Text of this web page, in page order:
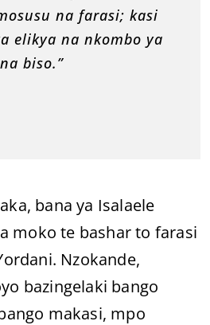
na farasi; kasi
elikya na nkombo ya
biso.”
bana ya Isalaele
moko te bashar to farasi
Nzokande,
bazingelaki bango
makasi, mpo